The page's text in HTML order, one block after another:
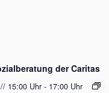
der Caritas
15:00 Uhr - 17:00 Uhr